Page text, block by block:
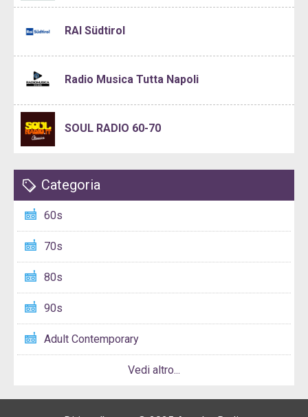
RAI Südtirol
Radio Musica Tutta Napoli
SOUL RADIO 60-70
Categoria
60s
70s
80s
90s
Adult Contemporary
Vedi altro...